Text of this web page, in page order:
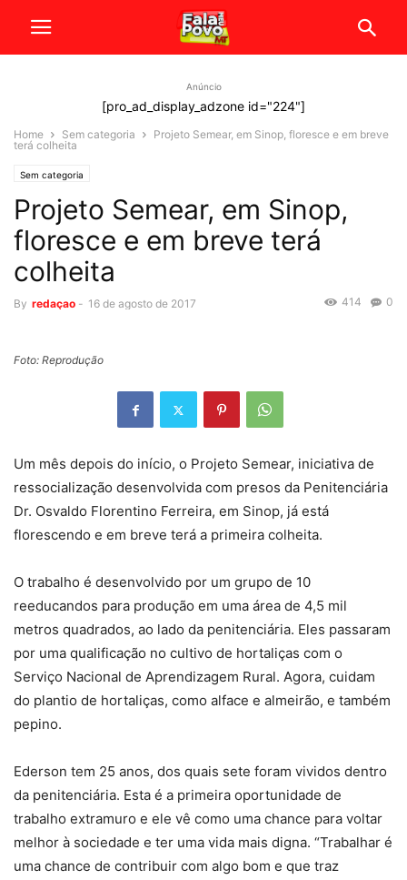
Anúncio
[pro_ad_display_adzone id="224"]
Home Sem categoria
Projeto Semear, em Sinop, floresce e em breve
terá colheita
Sem categoria
Projeto Semear, em Sinop,
floresce e em breve terá
colheita
By redaçao - 16 de agosto de 2017 0
414
Foto: Reprodução
Um mês depois do início, o Projeto Semear, iniciativa de
ressocialização desenvolvida com presos da Penitenciária
Dr. Osvaldo Florentino Ferreira, em Sinop, já está
florescendo e em breve terá a primeira colheita.
O trabalho é desenvolvido por um grupo de 10
reeducandos para produção em uma área de 4,5 mil
metros quadrados, ao lado da penitenciária. Eles passaram
por uma qualificação no cultivo de hortaliças com o
Serviço Nacional de Aprendizagem Rural. Agora, cuidam
do plantio de hortaliças, como alface e almeirão, e também
pepino.
Ederson tem 25 anos, dos quais sete foram vividos dentro
da penitenciária. Esta é a primeira oportunidade de
trabalho extramuro e ele vê como uma chance para voltar
melhor à sociedade e ter uma vida mais digna. “Trabalhar é
uma chance de contribuir com algo bom e que traz